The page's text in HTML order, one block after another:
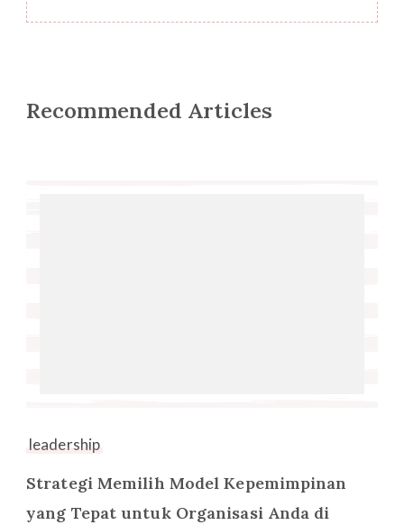
Recommended Articles
leadership
Strategi Memilih Model Kepemimpinan
yang Tepat untuk Organisasi Anda di